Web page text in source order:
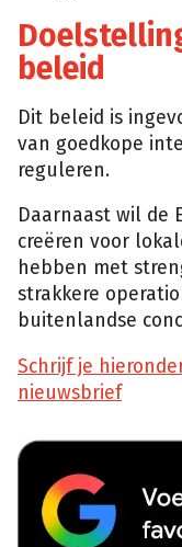
beleid
Dit beleid is
van goedkope
reguleren.
Daarnaast wil de
creëren voor
hebben met
strakkere
buitenlandse
Schrijf je
nieuwsbrief